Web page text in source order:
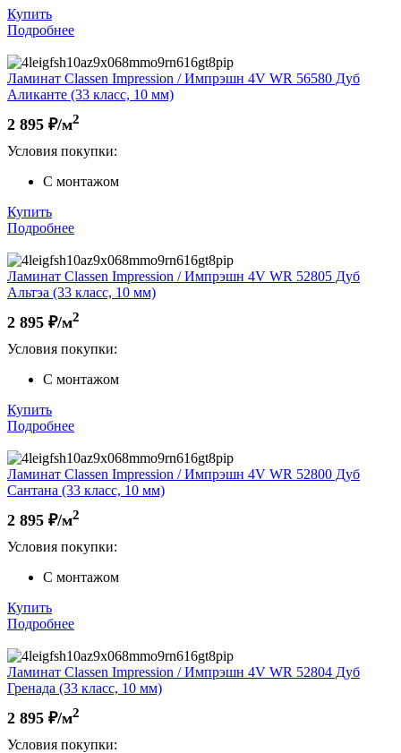
Купить
Подробнее
Ламинат Classen Impression / Импрэшн 4V WR 56580 Дуб
Аликанте (33 класс, 10 мм)
2 895 ₽/м2
Условия покупки:
С монтажом
Купить
Подробнее
Ламинат Classen Impression / Импрэшн 4V WR 52805 Дуб
Альтэа (33 класс, 10 мм)
2 895 ₽/м2
Условия покупки:
С монтажом
Купить
Подробнее
Ламинат Classen Impression / Импрэшн 4V WR 52800 Дуб
Сантана (33 класс, 10 мм)
2 895 ₽/м2
Условия покупки:
С монтажом
Купить
Подробнее
Ламинат Classen Impression / Импрэшн 4V WR 52804 Дуб
Гренада (33 класс, 10 мм)
2 895 ₽/м2
Условия покупки: